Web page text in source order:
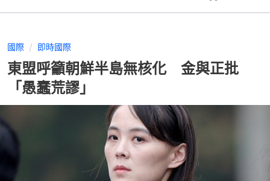
國際 即時國際
東盟呼籲朝鮮半島無核化 金與正批
「愚蠢荒謬」